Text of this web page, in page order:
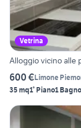
Vetrina
Alloggio vicino alle
600 €Limone
35 mq1° Piano1 Bagno